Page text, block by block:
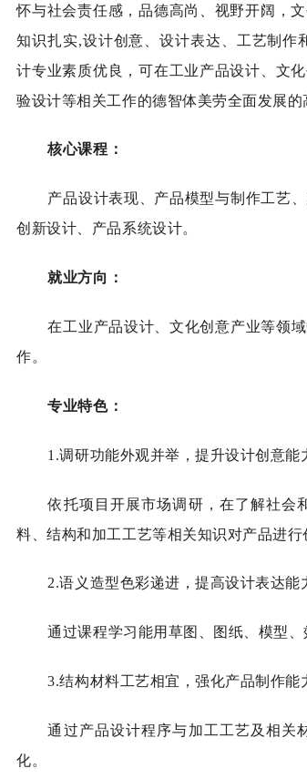
怀与社会责任感，品德高尚、视野开阔，
知识扎实,设计创意、设计表达、工艺制作
计专业素质优良，可在工业产品设计、文
验设计等相关工作的德智体美劳全面发展的
核心课程：
产品设计表现、产品模型与制作工艺
创新设计、产品系统设计。
就业方向：
在工业产品设计、文化创意产业等领
作。
专业特色：
1.调研功能外观并举，提升设计创意能
依托项目开展市场调研，在了解社会
料、结构和加工工艺等相关知识对产品进行
2.语义造型色彩递进，提高设计表达能
通过课程学习能用草图、图纸、模型
3.结构材料工艺相宜，强化产品制作能
通过产品设计程序与加工工艺及相关
化。